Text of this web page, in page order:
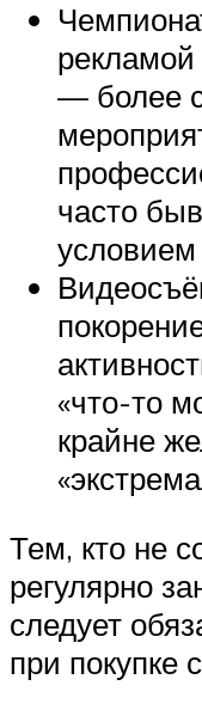
— более
часто
условием
«что-то
крайне
Тем, кто не
регулярно
следует
при покупке